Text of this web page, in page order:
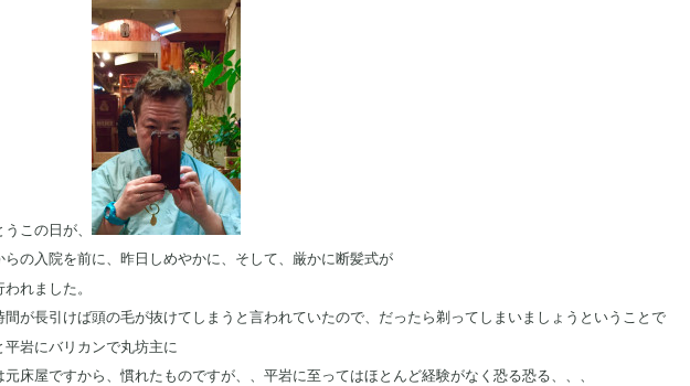
うこの日が、
らの入院を前に、昨日しめやかに、そして、厳かに断髪式が
れました。
間が長引けば頭の毛が抜けてしまうと言われていたので、だったら剃ってしまいましょうということで
平岩にバリカンで丸坊主に
元床屋ですから、慣れたものですが、、平岩に至ってはほとんど経験がなく恐る恐る、、、